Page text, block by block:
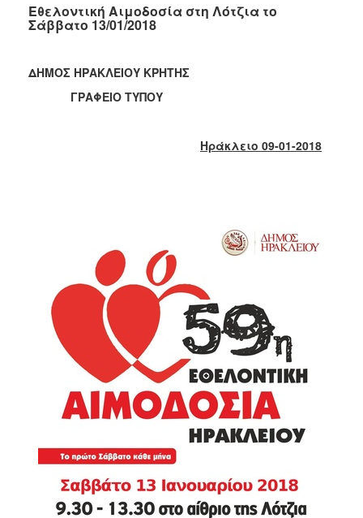
2022
2020
2019
2010
ΠΟΛΙΤΙΣΜΟΣ
ΑΝΘΕΚΤΙΚΗ
Εθελοντική Αιμοδοσία στη Λότζια το
Σάββατο 13/01/2018
ΔΗΜΟΣ ΗΡΑΚΛΕΙΟΥ ΚΡΗΤΗΣ
ΓΡΑΦΕΙΟ ΤΥΠΟΥ
Ηράκλειο 09-01-2018